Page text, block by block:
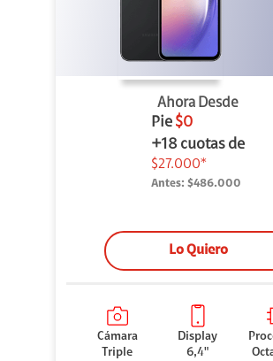
Ahora Desde
Pie $0
+18 cuotas de
$27.000*
Antes: $486.000
Lo Quiero
Cámara
Triple
Display
6,4"